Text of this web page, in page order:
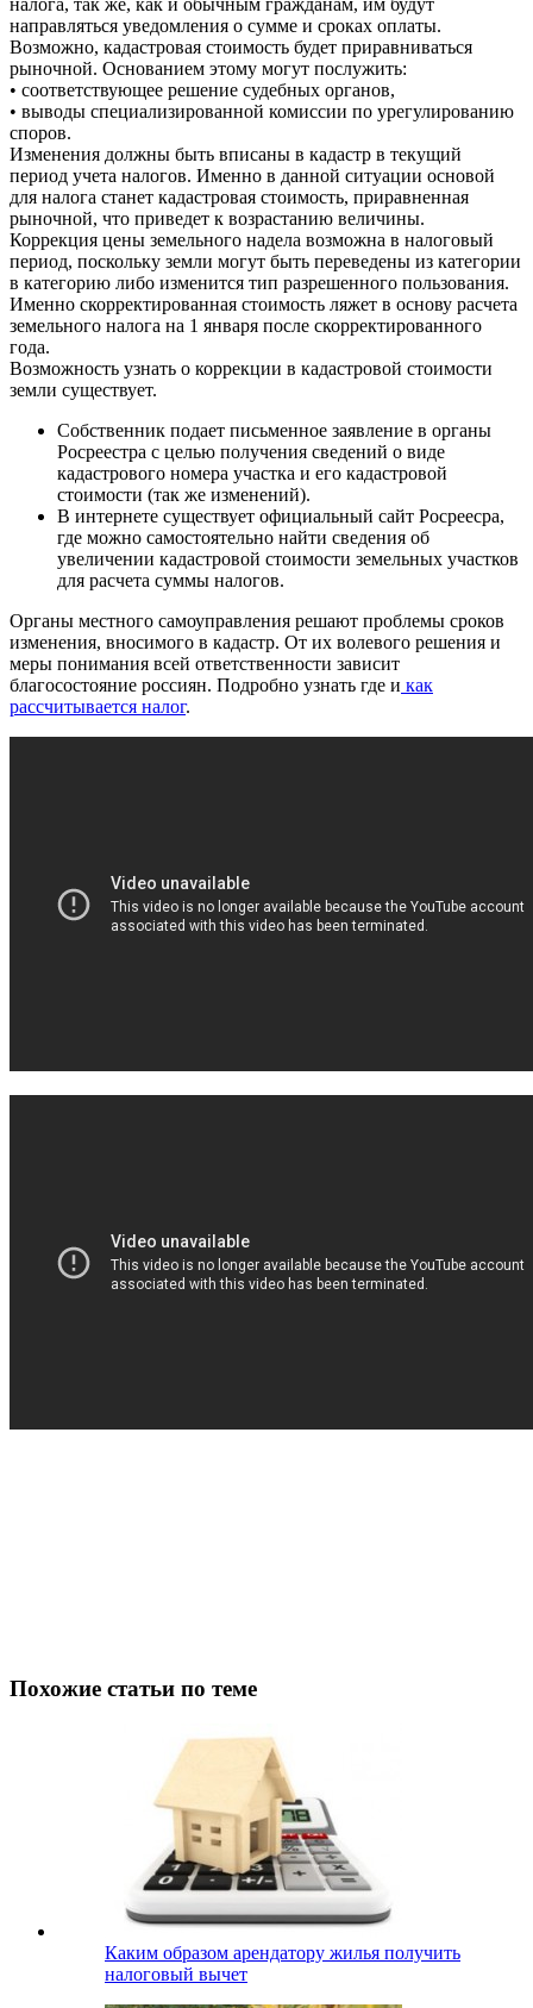
направляться уведомления о сумме и сроках оплаты.
Возможно, кадастровая стоимость будет приравниваться
рыночной. Основанием этому могут послужить:
• соответствующее решение судебных органов,
• выводы специализированной комиссии по урегулированию
споров.
Изменения должны быть вписаны в кадастр в текущий
период учета налогов. Именно в данной ситуации основой
для налога станет кадастровая стоимость, приравненная
рыночной, что приведет к возрастанию величины.
Коррекция цены земельного надела возможна в налоговый
период, поскольку земли могут быть переведены из категории
в категорию либо изменится тип разрешенного пользования.
Именно скорректированная стоимость ляжет в основу расчета
земельного налога на 1 января после скорректированного
года.
Возможность узнать о коррекции в кадастровой стоимости
земли существует.
Собственник подает письменное заявление в органы
Росреестра с целью получения сведений о виде
кадастрового номера участка и его кадастровой
стоимости (так же изменений).
В интернете существует официальный сайт Росреесра,
где можно самостоятельно найти сведения об
увеличении кадастровой стоимости земельных участков
для расчета суммы налогов.
Органы местного самоуправления решают проблемы сроков
изменения, вносимого в кадастр. От их волевого решения и
меры понимания всей ответственности зависит
благосостояние россиян. Подробно узнать где и как
рассчитывается налог.
Похожие статьи по теме
Каким образом арендатору жилья получить
налоговый вычет